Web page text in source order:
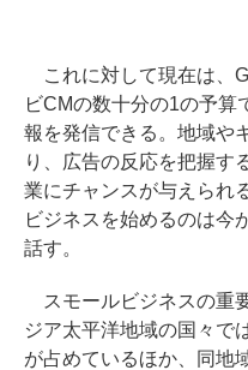
これに対して現在は、
ビCMの数十分の1の予算
報を発信できる。地域や
り、広告の反応を把握す
業にチャンスが与えられ
ビジネスを始めるのは今
話す。
スモールビジネスの重
ジア太平洋地域の国々で
が占めているほか、同地